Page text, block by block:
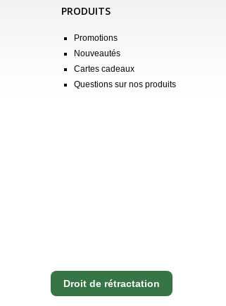
PRODUITS
Promotions
Nouveautés
Cartes cadeaux
Questions sur nos produits
Droit de rétractation